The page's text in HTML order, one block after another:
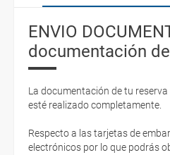
ENVIO
documentación
La documentación de tu
esté realizado completamente.
Respecto a las tarjetas de
electrónicos por lo que podrás